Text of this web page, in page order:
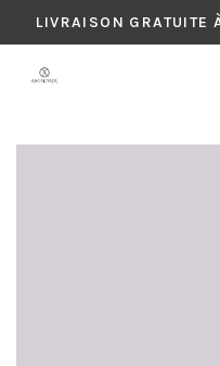
LIVRAISON GRATUITE